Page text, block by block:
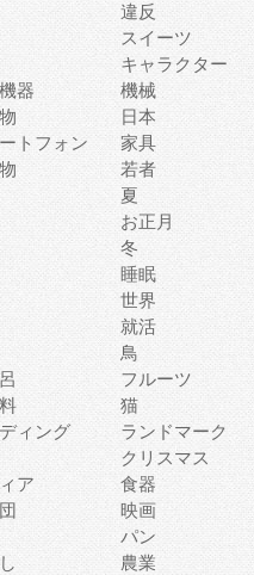
違反
スイーツ
キャラクター
器 機械
日本
トフォン 家具
若者
夏
お正月
冬
睡眠
世界
就活
鳥
フルーツ
猫
ィング ランドマーク
クリスマス
ア 食器
映画
パン
農業